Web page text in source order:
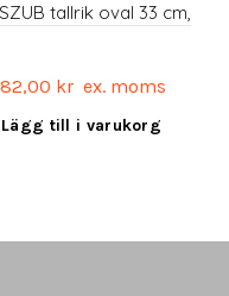
tallrik oval 33 cm,
kr ex. moms
Lägg till i varukorg